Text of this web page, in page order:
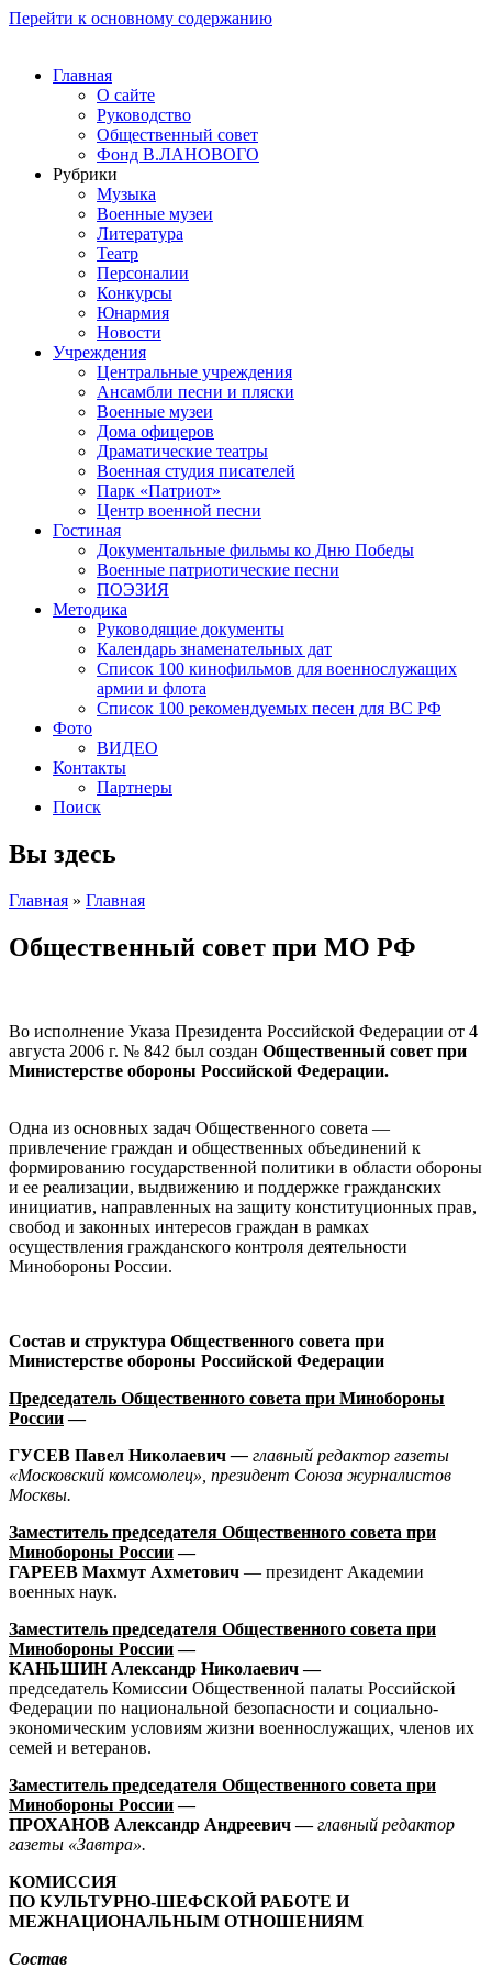
Перейти к основному содержанию
Главная
О сайте
Руководство
Общественный совет
Фонд В.ЛАНОВОГО
Рубрики
Музыка
Военные музеи
Литература
Театр
Персоналии
Конкурсы
Юнармия
Новости
Учреждения
Центральные учреждения
Ансамбли песни и пляски
Военные музеи
Дома офицеров
Драматические театры
Военная студия писателей
Парк «Патриот»
Центр военной песни
Гостиная
Документальные фильмы ко Дню Победы
Военные патриотические песни
ПОЭЗИЯ
Методика
Руководящие документы
Календарь знаменательных дат
Список 100 кинофильмов для военнослужащих
армии и флота
Список 100 рекомендуемых песен для ВС РФ
Фото
ВИДЕО
Контакты
Партнеры
Поиск
Вы здесь
Главная » Главная
Общественный совет при МО РФ
Во исполнение Указа Президента Российской Федерации от 4
августа 2006 г. № 842 был создан Общественный совет при
Министерстве обороны Российской Федерации.
Одна из основных задач Общественного совета —
привлечение граждан и общественных объединений к
формированию государственной политики в области обороны
и ее реализации, выдвижению и поддержке гражданских
инициатив, направленных на защиту конституционных прав,
свобод и законных интересов граждан в рамках
осуществления гражданского контроля деятельности
Минобороны России.
Состав и структура Общественного совета при
Министерстве обороны Российской Федерации
Председатель Общественного совета при Минобороны
России—
ГУСЕВ Павел Николаевич— главный редактор газеты
«Московский комсомолец», президент Союза журналистов
Москвы.
Заместитель председателя Общественного совета при
Минобороны России—
ГАРЕЕВ Махмут Ахметович — президент Академии
военных наук.
Заместитель председателя Общественного совета при
Минобороны России—
КАНЬШИН Александр Николаевич —
председатель Комиссии Общественной палаты Российской
Федерации по национальной безопасности и социально-
экономическим условиям жизни военнослужащих, членов их
семей и ветеранов.
Заместитель председателя Общественного совета при
Минобороны России—
ПРОХАНОВ Александр Андреевич —главный редактор
газеты «Завтра».
КОМИССИЯ
ПО КУЛЬТУРНО-ШЕФСКОЙ РАБОТЕ И
МЕЖНАЦИОНАЛЬНЫМ ОТНОШЕНИЯМ
Состав